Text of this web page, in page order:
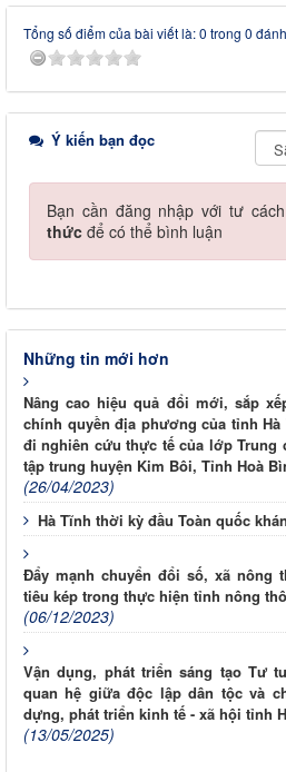
Tổng số điểm của bài viết là: 0 trong 0
Ý kiến bạn đọc
Bạn cần đăng nhập với tư
thức để có thể bình luận
Những tin mới hơn
Nâng cao hiệu quả đổi mới, sắp
chính quyền địa phương của tỉnh Hà
đi nghiên cứu thực tế của lớp Trung
tập trung huyện Kim Bôi, Tỉnh Hoà
(26/04/2023)
Hà Tĩnh thời kỳ đầu Toàn quốc
Đẩy mạnh chuyển đổi số, xã nông
tiêu kép trong thực hiện tỉnh nông
(06/12/2023)
Vận dụng, phát triển sáng tạo Tư
quan hệ giữa độc lập dân tộc và
dựng, phát triển kinh tế - xã hội tỉnh
(13/05/2025)